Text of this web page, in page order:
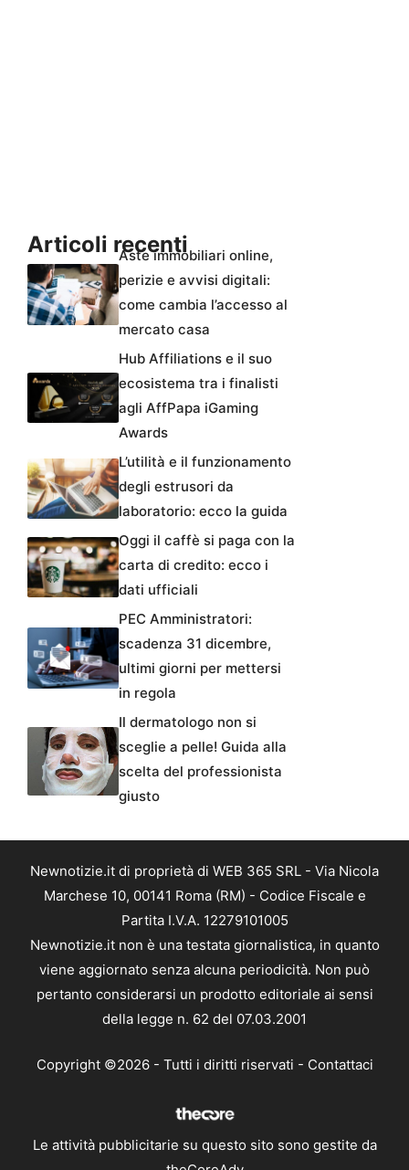
Articoli recentiAste immobiliari online,
perizie e avvisi digitali:
come cambia l’accesso al
mercato casa
Hub Affiliations e il suo
ecosistema tra i finalisti
agli AffPapa iGaming
Awards
L’utilità e il funzionamento
degli estrusori da
laboratorio: ecco la guida
Oggi il caffè si paga con la
carta di credito: ecco i
dati ufficiali
PEC Amministratori:
scadenza 31 dicembre,
ultimi giorni per mettersi
in regola
Il dermatologo non si
sceglie a pelle! Guida alla
scelta del professionista
giusto
Newnotizie.it di proprietà di WEB 365 SRL - Via Nicola
Marchese 10, 00141 Roma (RM) - Codice Fiscale e
Partita I.V.A. 12279101005
Newnotizie.it non è una testata giornalistica, in quanto
viene aggiornato senza alcuna periodicità. Non può
pertanto considerarsi un prodotto editoriale ai sensi
della legge n. 62 del 07.03.2001
Copyright ©2026 - Tutti i diritti riservati - Contattaci
Le attività pubblicitarie su questo sito sono gestite da